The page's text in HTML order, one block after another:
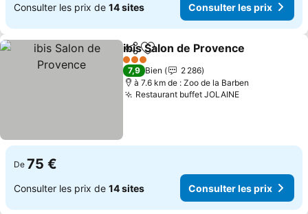
Consulter les prix de 14 sites Consulter les prix
PartagerAjouter à mes favoris
ibis Salon de Provence
3 Étoiles
7,9 Bien
2 286
à 7.6 km de : Zoo de la Barben
Restaurant buffet JOLAINEConsulter
De 75 €
Consulter les prix de 14 sites Consulter les prix